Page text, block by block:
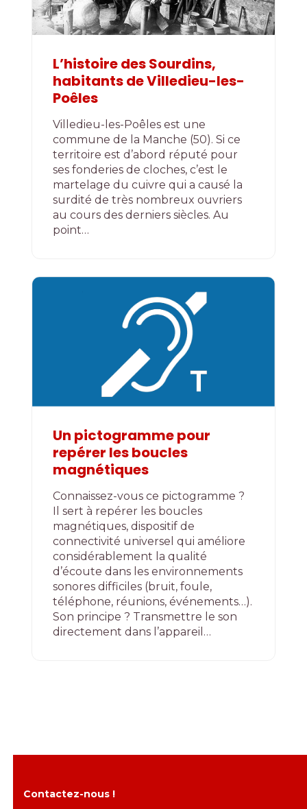
L’histoire des Sourdins,
habitants de Villedieu-les-
Poêles
Villedieu-les-Poêles est une
commune de la Manche (50). Si ce
territoire est d’abord réputé pour
ses fonderies de cloches, c’est le
martelage du cuivre qui a causé la
surdité de très nombreux ouvriers
au cours des derniers siècles. Au
point…
Un pictogramme pour
repérer les boucles
magnétiques
Connaissez-vous ce pictogramme ?
Il sert à repérer les boucles
magnétiques, dispositif de
connectivité universel qui améliore
considérablement la qualité
d’écoute dans les environnements
sonores difficiles (bruit, foule,
téléphone, réunions, événements…).
Son principe ? Transmettre le son
directement dans l’appareil…
Contactez-nous !